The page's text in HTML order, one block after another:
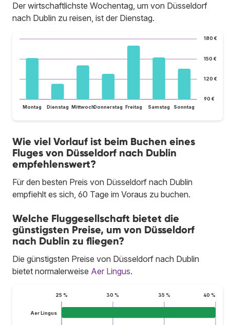
Der wirtschaftlichste Wochentag, um von Düsseldorf
nach Dublin zu reisen, ist der Dienstag.
90 €
120 €
150 €
180 €
Montag Dienstag MittwochDonnerstag Freitag Samstag Sonntag
Wie viel Vorlauf ist beim Buchen eines
Fluges von Düsseldorf nach Dublin
empfehlenswert?
Für den besten Preis von Düsseldorf nach Dublin
empfiehlt es sich, 60 Tage im Voraus zu buchen.
Welche Fluggesellschaft bietet die
günstigsten Preise, um von Düsseldorf
nach Dublin zu fliegen?
Die günstigsten Preise von Düsseldorf nach Dublin
bietet normalerweise Aer Lingus.
25 % 30 % 35 % 40 %
Aer Lingus